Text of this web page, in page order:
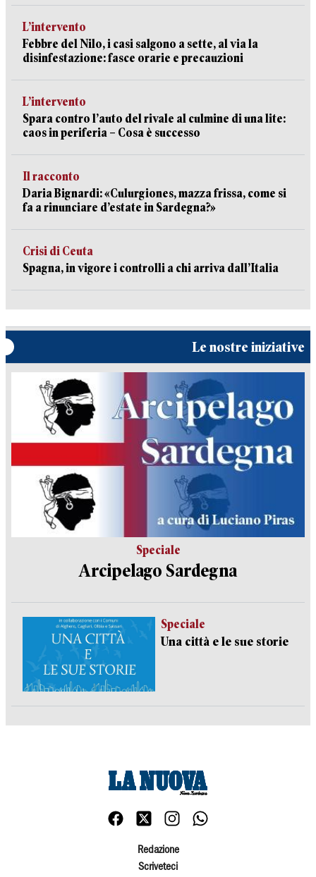
L’intervento
Febbre del Nilo, i casi salgono a sette, al via la
disinfestazione: fasce orarie e precauzioni
L’intervento
Spara contro l’auto del rivale al culmine di una lite:
caos in periferia – Cosa è successo
Il racconto
Daria Bignardi: «Culurgiones, mazza frissa, come si
fa a rinunciare d’estate in Sardegna?»
Crisi di Ceuta
Spagna, in vigore i controlli a chi arriva dall’Italia
Le nostre iniziative
Speciale
Arcipelago Sardegna
Speciale
Una città e le sue storie
Redazione
Scriveteci